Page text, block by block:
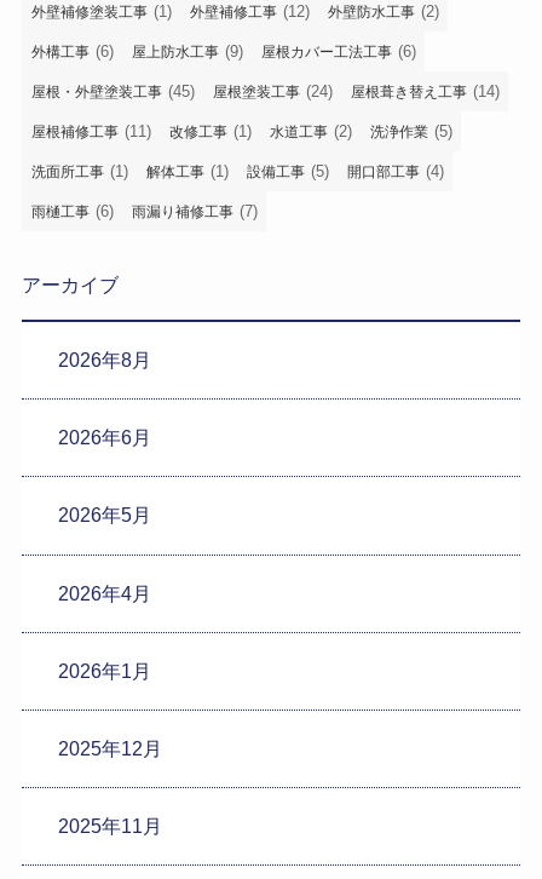
外壁補修塗装工事 (1) 外壁補修工事 (12) 外壁防水工事 (2)
外構工事 (6) 屋上防水工事 (9) 屋根カバー工法工事 (6)
屋根・外壁塗装工事 (45) 屋根塗装工事 (24) 屋根葺き替え工事 (14)
屋根補修工事 (11) 改修工事 (1) 水道工事 (2) 洗浄作業 (5)
洗面所工事 (1) 解体工事 (1) 設備工事 (5) 開口部工事 (4)
雨樋工事 (6) 雨漏り補修工事 (7)
アーカイブ
2026年8月
2026年6月
2026年5月
2026年4月
2026年1月
2025年12月
2025年11月